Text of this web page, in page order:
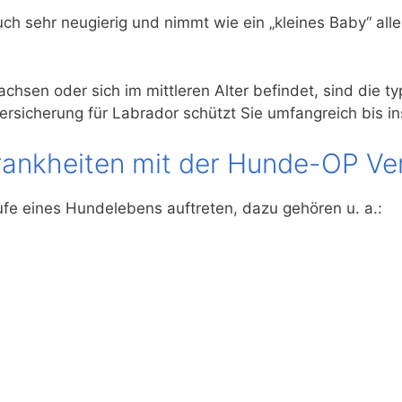
sehr neugierig und nimmt wie ein „kleines Baby“
oder sich im mittleren Alter befindet, sind die
für Labrador schützt Sie umfangreich bis
mit der Hunde-OP
eines Hundelebens auftreten, dazu gehören u. a.: